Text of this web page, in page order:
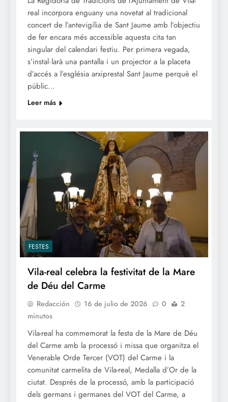
real incorpora enguany una novetat al tradicional
concert de l’antevigília de Sant Jaume amb l’objectiu
de fer encara més accessible aquesta cita tan
singular del calendari festiu. Per primera vegada,
s’instal·larà una pantalla i un projector a la placeta
d’accés a l’església arxiprestal Sant Jaume perquè el
públic…
Leer más
FESTES
Vila-real celebra la festivitat de la Mare
de Déu del Carme
Redacción 16 de julio de 2026 0
2
minutos
Vila-real ha commemorat la festa de la Mare de Déu
del Carme amb la processó i missa que organitza el
Venerable Orde Tercer (VOT) del Carme i la
comunitat carmelita de Vila-real, Medalla d’Or de la
ciutat. Després de la processó, amb la participació
dels germans i germanes del VOT del Carme, a